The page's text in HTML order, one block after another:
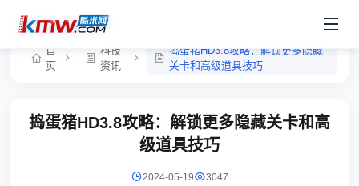
首
页
科技
资讯
捣蛋猪HD3.8攻略：解锁更多隐藏
关卡和高级道具技巧
捣蛋猪HD3.8攻略：解锁更多隐藏关卡和高
级道具技巧
2024-05-19 3047